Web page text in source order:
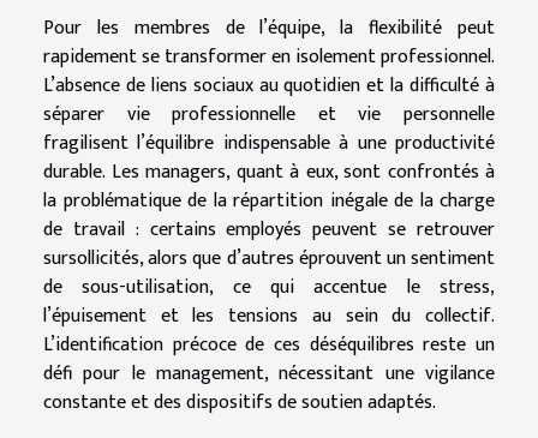
Pour les membres de l’équipe, la flexibilité peut
rapidement se transformer en isolement professionnel.
L’absence de liens sociaux au quotidien et la difficulté à
séparer vie professionnelle et vie personnelle
fragilisent l’équilibre indispensable à une productivité
durable. Les managers, quant à eux, sont confrontés à
la problématique de la répartition inégale de la charge
de travail : certains employés peuvent se retrouver
sursollicités, alors que d’autres éprouvent un sentiment
de sous-utilisation, ce qui accentue le stress,
l’épuisement et les tensions au sein du collectif.
L’identification précoce de ces déséquilibres reste un
défi pour le management, nécessitant une vigilance
constante et des dispositifs de soutien adaptés.